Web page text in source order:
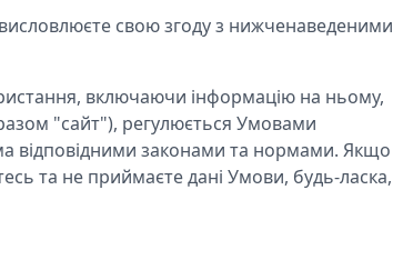
свою згоду з нижченаведеними
включаючи інформацію на ньому,
"cайт"), регулюється Умовами
відповідними законами та нормами. Якщо
та не приймаєте дані Умови, будь-ласка,